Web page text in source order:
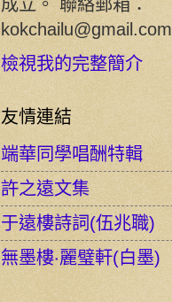
成立。 聯絡郵箱：
kokchailu@gmail.com
檢視我的完整簡介
友情連結
端華同學唱酬特輯
許之遠文集
于遠樓詩詞(伍兆職)
無墨樓‧麗璧軒(白墨)